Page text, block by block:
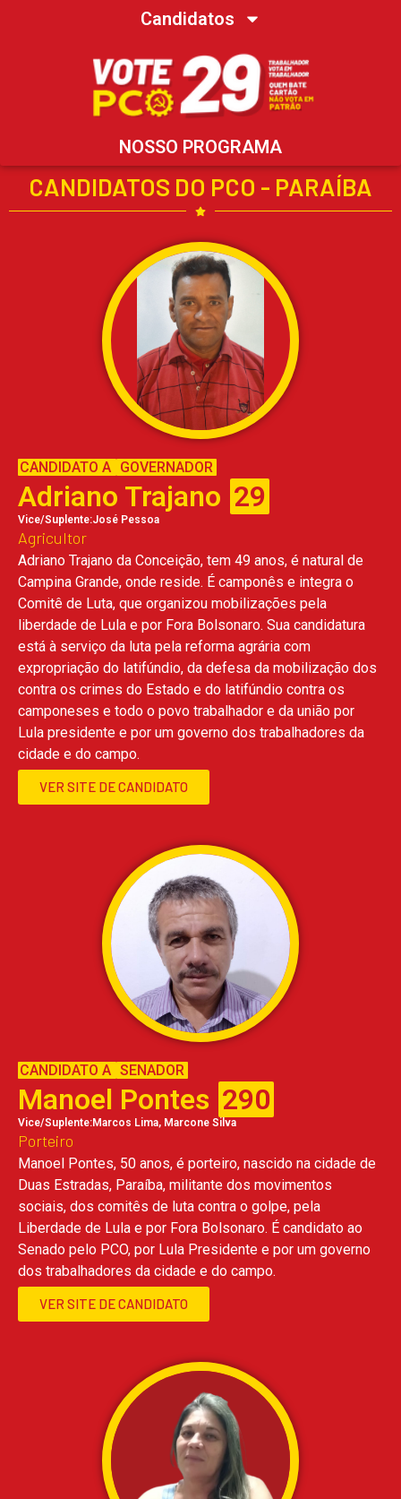
Candidatos
NOSSO PROGRAMA
CANDIDATOS DO PCO - PARAÍBA
CANDIDATO A GOVERNADOR
Adriano Trajano 29
Vice/Suplente:José Pessoa
Agricultor
Adriano Trajano da Conceição, tem 49 anos, é natural de
Campina Grande, onde reside. É camponês e integra o
Comitê de Luta, que organizou mobilizações pela
liberdade de Lula e por Fora Bolsonaro. Sua candidatura
está à serviço da luta pela reforma agrária com
expropriação do latifúndio, da defesa da mobilização dos
contra os crimes do Estado e do latifúndio contra os
camponeses e todo o povo trabalhador e da união por
Lula presidente e por um governo dos trabalhadores da
cidade e do campo.
VER SITE DE CANDIDATO
CANDIDATO A SENADOR
Manoel Pontes 290
Vice/Suplente:Marcos Lima, Marcone Silva
Porteiro
Manoel Pontes, 50 anos, é porteiro, nascido na cidade de
Duas Estradas, Paraíba, militante dos movimentos
sociais, dos comitês de luta contra o golpe, pela
Liberdade de Lula e por Fora Bolsonaro. É candidato ao
Senado pelo PCO, por Lula Presidente e por um governo
dos trabalhadores da cidade e do campo.
VER SITE DE CANDIDATO